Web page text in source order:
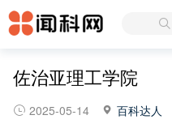
佐治亚理工学院
2025-05-14 百科达人